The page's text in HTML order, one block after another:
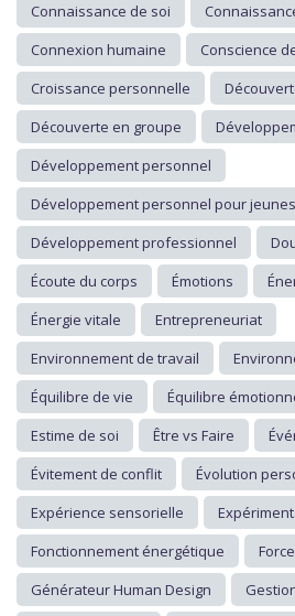
Connaissance de soi
Connexion humaine
Conscience
Croissance personnelle
Découverte en groupe
Développement personnel
Développement personnel pour jeunes
Développement professionnel
Écoute du corps
Émotions
Énergie vitale
Entrepreneuriat
Environnement de travail
Équilibre de vie
Équilibre
Estime de soi
Être vs Faire
Évitement de conflit
Évolution
Expérience sensorielle
Fonctionnement énergétique
Générateur Human Design